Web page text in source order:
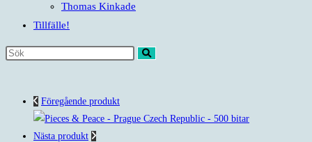
Thomas Kinkade
Tillfälle!
Sök
webbplatsFöregående produkt
Nästa produkt